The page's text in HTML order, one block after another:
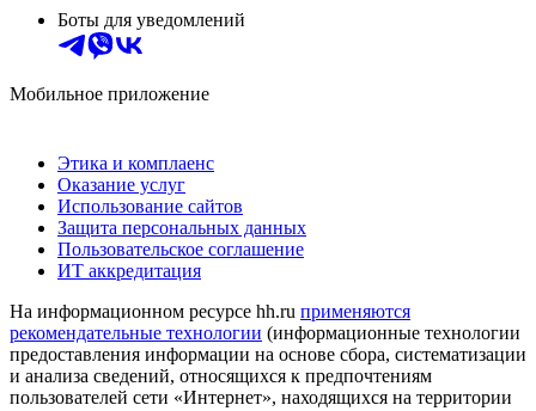
Боты для уведомлений
Мобильное приложение
Этика и комплаенс
Оказание услуг
Использование сайтов
Защита персональных данных
Пользовательское соглашение
ИТ аккредитация
На информационном ресурсе hh.ru применяются
рекомендательные технологии (информационные технологии
предоставления информации на основе сбора, систематизации
и анализа сведений, относящихся к предпочтениям
пользователей сети «Интернет», находящихся на территории